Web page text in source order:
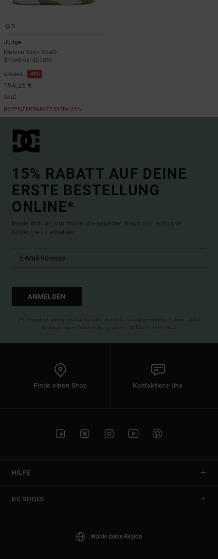
3
Judge
Männer Grün Boa®-
Snowboardboots
370,00 € 48%
194,25 €
SALE
DOPPELTER RABATT EXTRA 25 %
15% RABATT AUF DEINE
ERSTE BESTELLUNG
ONLINE*
Melde dich an, um immer die neuesten News und exklusive
Angebote zu erhalten.
ANMELDEN
(*) Angebot gültig online für alle, die sich neu angemeldet haben - Alle
Bedingungen findest du in deiner Willkommens-Mail
Finde einen Shop Kontaktiere Uns
HILFE
DC SHOES
Wähle deine Region